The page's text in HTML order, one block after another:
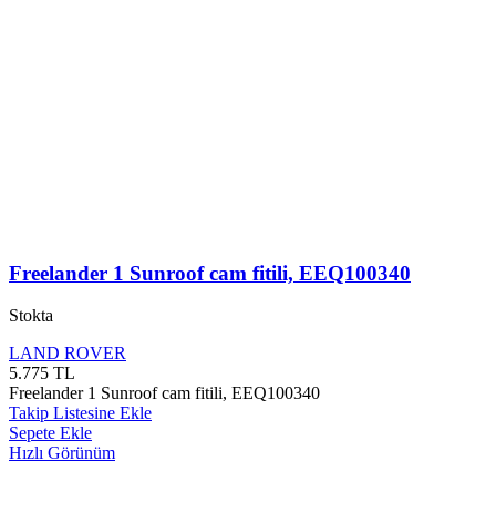
Freelander 1 Sunroof cam fitili, EEQ100340
Stokta
LAND ROVER
5.775 TL
Freelander 1 Sunroof cam fitili, EEQ100340
Takip Listesine Ekle
Sepete Ekle
Hızlı Görünüm